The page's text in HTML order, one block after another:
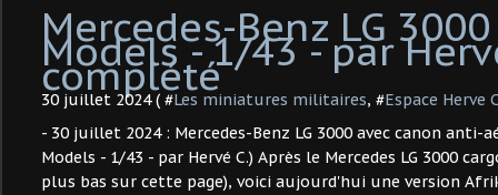
Mercedes-Benz LG
Models - 1/43 - par
complété
30 juillet 2024 ( #Les miniatures militaires, #Espace Herve
- 30 juillet 2024 : Mercedes-Benz LG 3000 avec canon anti-
Models - 1/43 - par Hervé C.) Après le Mercedes LG 3000
plus bas sur cette page), voici aujourd'hui une version